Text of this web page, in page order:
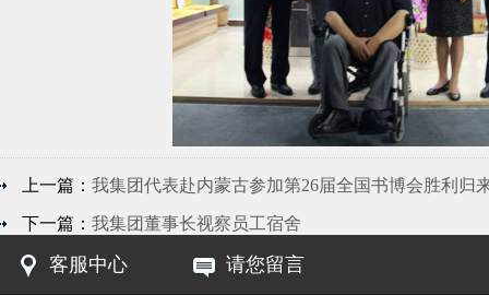
上一篇： 我集团代表赴内蒙古参加第26届全国书博会胜利归
下一篇： 我集团董事长视察员工宿舍
客服中心 请您留言